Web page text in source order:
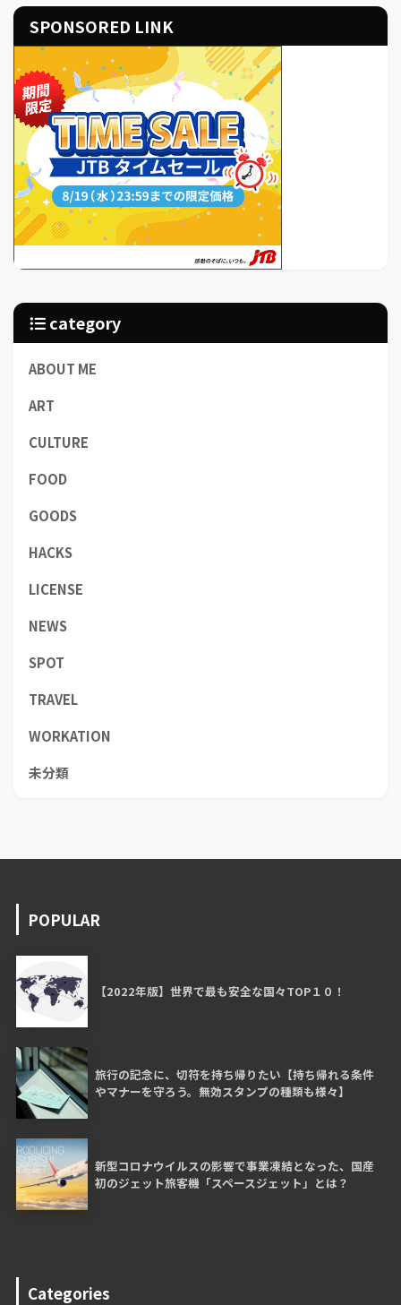
SPONSORED LINK
category
ABOUT ME
ART
CULTURE
FOOD
GOODS
HACKS
LICENSE
NEWS
SPOT
TRAVEL
WORKATION
未分類
POPULAR
【2022年版】世界で最も安全な国々TOP１０！
旅行の記念に、切符を持ち帰りたい【持ち帰れる条件
やマナーを守ろう。無効スタンプの種類も様々】
新型コロナウイルスの影響で事業凍結となった、国産
初のジェット旅客機「スペースジェット」とは？
Categories